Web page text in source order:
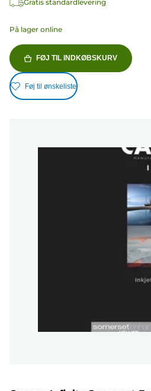
Gratis standardlevering
På lager online
FØJ TIL INDKØBSKURV
Føj til ønskeliste